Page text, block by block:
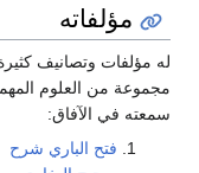
مؤلفاته
له مؤلفات وتصانيف
مجموعة من العلوم
سمعته في الآفاق:
فتح الباري شرح